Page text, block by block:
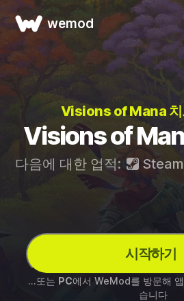
wemod
Visions of Mana
Visions of
다음에 대한 업적: Steam
시작하기
...또는 PC에서 WeMod를 방문해
습니다